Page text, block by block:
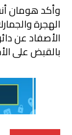
وأكد هومان
الهجرة
الأصفاد عن
بالقبض على